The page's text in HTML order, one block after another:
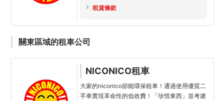
租賃條款
關東區域的租車公司
NICONICO租車
大家的niconico節能環保租車！通過使用優質二
手車實現革命性的低收費！「珍惜東西」並考慮